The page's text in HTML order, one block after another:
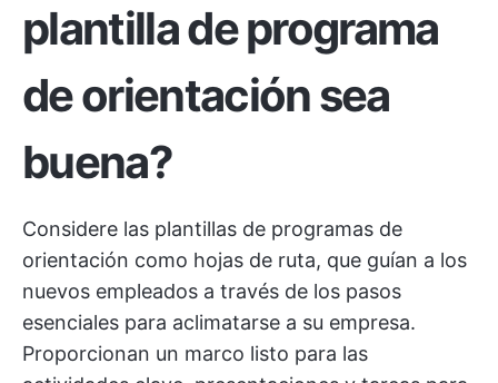
plantilla de programa
de orientación sea
buena?
Considere las plantillas de programas de
orientación como hojas de ruta, que guían a los
nuevos empleados a través de los pasos
esenciales para aclimatarse a su empresa.
Proporcionan un marco listo para las